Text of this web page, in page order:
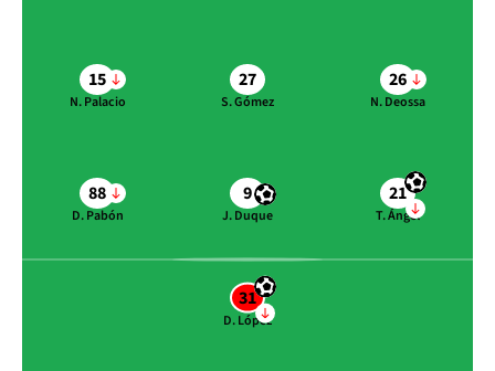
15
N. Palacio
27
S. Gómez
26
N. Deossa
88
D. Pabón
9
J. Duque
21
T. Ángel
31
D. López